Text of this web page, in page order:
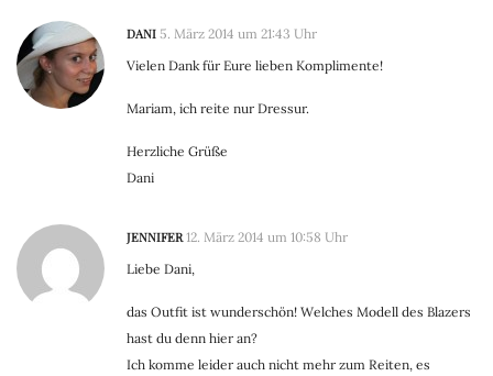
DANI 5. März 2014 um 21:43 Uhr
Vielen Dank für Eure lieben Komplimente!
Mariam, ich reite nur Dressur.
Herzliche Grüße
Dani
JENNIFER 12. März 2014 um 10:58 Uhr
Liebe Dani,
das Outfit ist wunderschön! Welches Modell des Blazers
hast du denn hier an?
Ich komme leider auch nicht mehr zum Reiten, es